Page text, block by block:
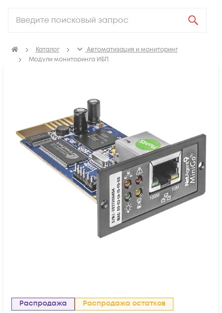
Каталог
Автоматизация и мониторинг
Модули мониторинга ИБП
Распродажа Распродажа остатков